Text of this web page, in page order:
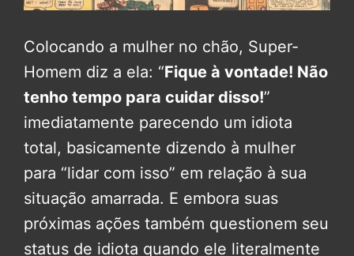
Colocando a mulher no chão, Super-
Homem diz a ela: “Fique à vontade! Não
tenho tempo para cuidar disso!”
imediatamente parecendo um idiota
total, basicamente dizendo à mulher
para “lidar com isso” em relação à sua
situação amarrada. E embora suas
próximas ações também questionem seu
status de idiota quando ele literalmente